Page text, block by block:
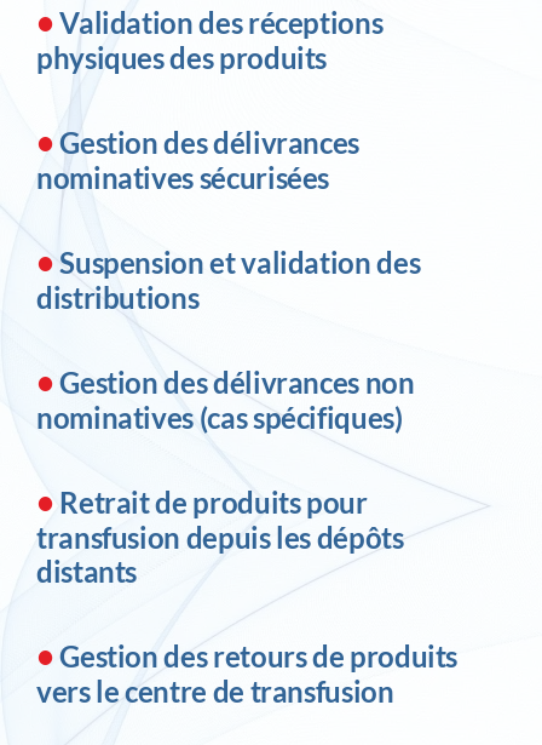
•Validation des réceptions
physiques des produits
•Gestion des délivrances
nominatives sécurisées
•Suspension et validation des
distributions
•Gestion des délivrances non
nominatives (cas spécifiques)
• Retrait de produits pour
transfusion depuis les dépôts
distants
•Gestion des retours de produits
vers le centre de transfusion